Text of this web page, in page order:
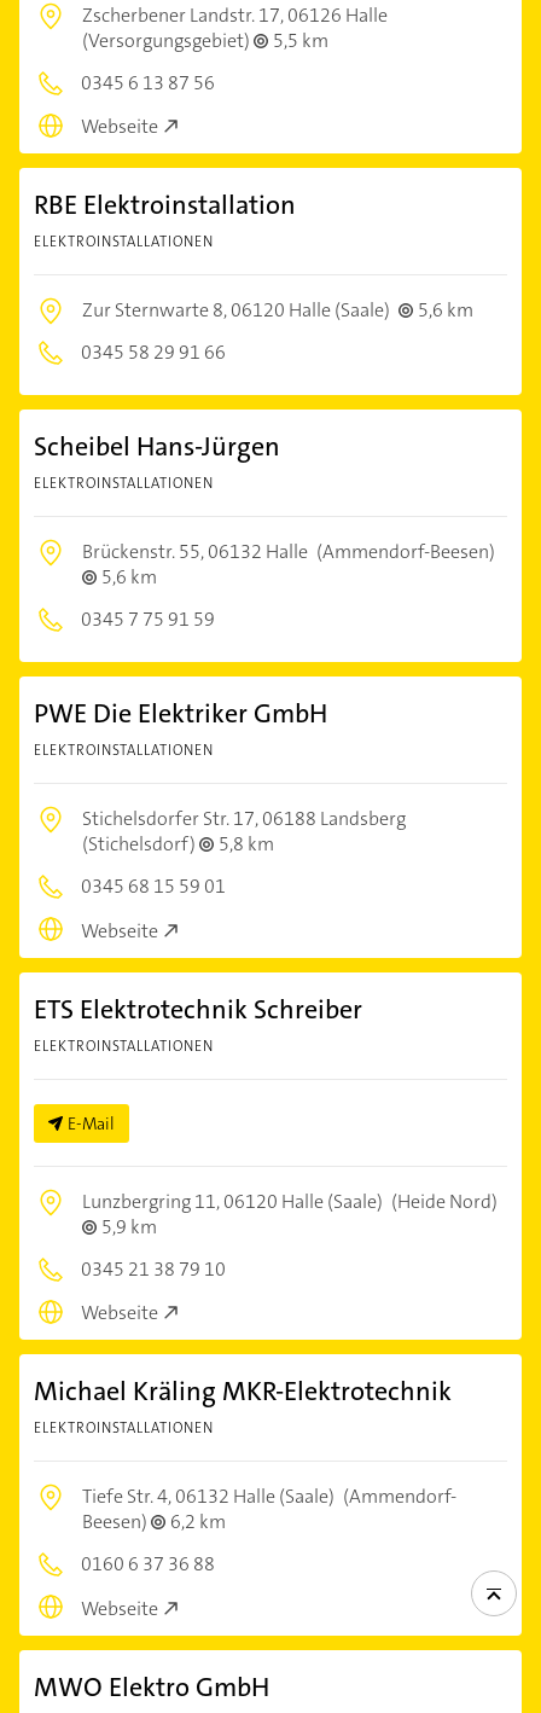
Zscherbener Landstr. 17,06126 Halle
(Versorgungsgebiet)
5,5 km
0345 6 13 87 56
Webseite
RBE Elektroinstallation
ELEKTROINSTALLATIONEN
Zur Sternwarte 8,06120 Halle (Saale)
5,6 km
0345 58 29 91 66
Scheibel Hans-Jürgen
ELEKTROINSTALLATIONEN
Brückenstr. 55,06132 Halle (Ammendorf-Beesen)
5,6 km
0345 7 75 91 59
PWE Die Elektriker GmbH
ELEKTROINSTALLATIONEN
Stichelsdorfer Str. 17,06188 Landsberg
(Stichelsdorf)
5,8 km
0345 68 15 59 01
Webseite
ETS Elektrotechnik Schreiber
ELEKTROINSTALLATIONEN
E-Mail
Lunzbergring 11,06120 Halle (Saale) (Heide Nord)
5,9 km
0345 21 38 79 10
Webseite
Michael Kräling MKR-Elektrotechnik
ELEKTROINSTALLATIONEN
Tiefe Str. 4,06132 Halle (Saale) (Ammendorf-
Beesen)
6,2 km
0160 6 37 36 88
Webseite
MWO Elektro GmbH